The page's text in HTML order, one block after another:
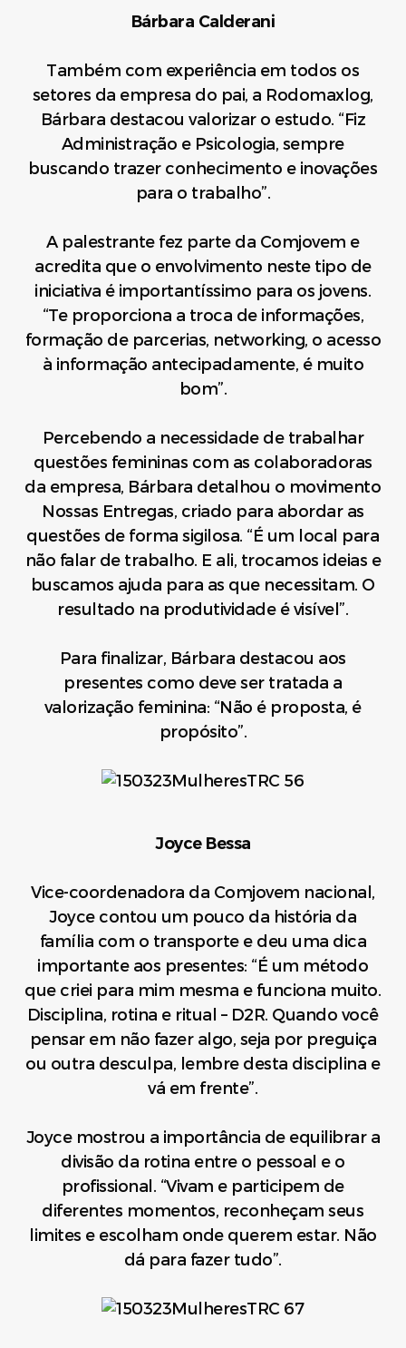
Bárbara Calderani
Também com experiência em todos os
setores da empresa do pai, a Rodomaxlog,
Bárbara destacou valorizar o estudo. “Fiz
Administração e Psicologia, sempre
buscando trazer conhecimento e inovações
para o trabalho”.
A palestrante fez parte da Comjovem e
acredita que o envolvimento neste tipo de
iniciativa é importantíssimo para os jovens.
“Te proporciona a troca de informações,
formação de parcerias, networking, o acesso
à informação antecipadamente, é muito
bom”.
Percebendo a necessidade de trabalhar
questões femininas com as colaboradoras
da empresa, Bárbara detalhou o movimento
Nossas Entregas, criado para abordar as
questões de forma sigilosa. “É um local para
não falar de trabalho. E ali, trocamos ideias e
buscamos ajuda para as que necessitam. O
resultado na produtividade é visível”.
Para finalizar, Bárbara destacou aos
presentes como deve ser tratada a
valorização feminina: “Não é proposta, é
propósito”.
Joyce Bessa
Vice-coordenadora da Comjovem nacional,
Joyce contou um pouco da história da
família com o transporte e deu uma dica
importante aos presentes: “É um método
que criei para mim mesma e funciona muito.
Disciplina, rotina e ritual – D2R. Quando você
pensar em não fazer algo, seja por preguiça
ou outra desculpa, lembre desta disciplina e
vá em frente”.
Joyce mostrou a importância de equilibrar a
divisão da rotina entre o pessoal e o
profissional. “Vivam e participem de
diferentes momentos, reconheçam seus
limites e escolham onde querem estar. Não
dá para fazer tudo”.